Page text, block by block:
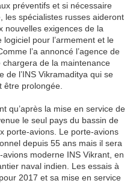
préventifs et si nécessaire
les spécialistes russes aideront
nouvelles exigences de la
pour l’armement et le
l’a annoncé l’agence de
chargera de la maintenance
de l’INS Vikramaditya qui se
être prolongée.
qu’après la mise en service de
le seul pays du bassin de
porte-avions. Le porte-avions
depuis 55 ans mais il sera
moderne INS Vikrant, en
naval indien. Les essais à
2017 et sa mise en service